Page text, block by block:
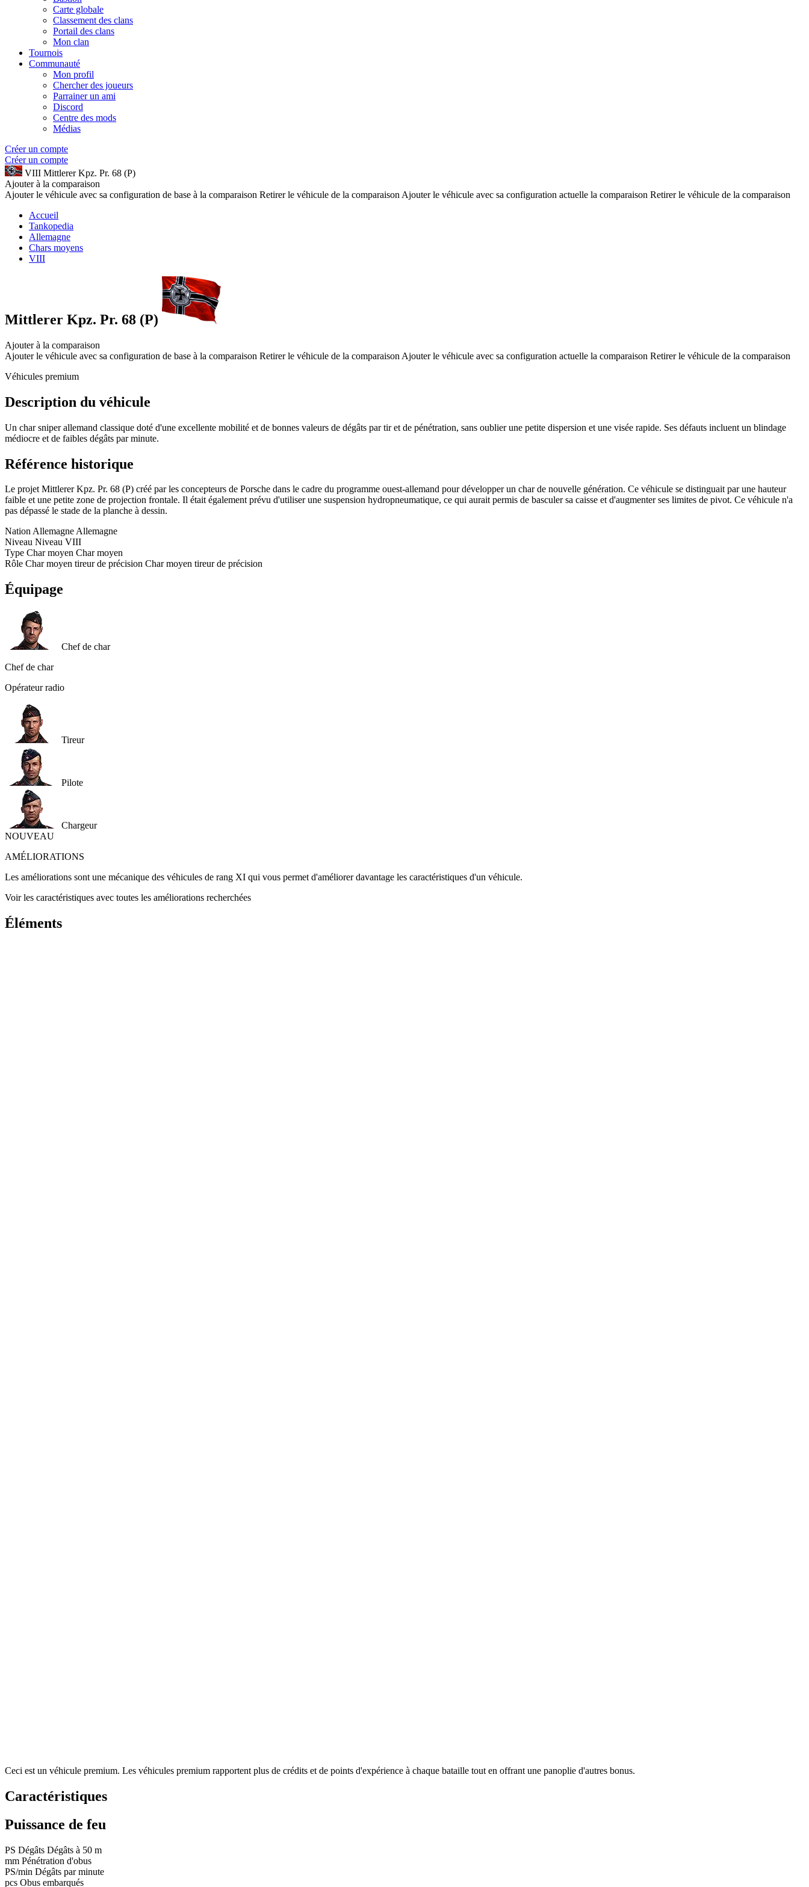
Carte globale
Classement des clans
Portail des clans
Mon clan
Tournois
Communauté
Mon profil
Chercher des joueurs
Parrainer un ami
Discord
Centre des mods
Médias
Créer un compte
Créer un compte
VIII Mittlerer Kpz. Pr. 68 (P)
Ajouter à la comparaison
Ajouter le véhicule avec sa configuration de base à la comparaison Retirer le véhicule de la comparaison Ajouter le véhicule avec sa configuration actuelle la comparaison Retirer le véhicule de la comparaison
Accueil
Tankopedia
Allemagne
Chars moyens
VIII
Mittlerer Kpz. Pr. 68 (P)
Ajouter à la comparaison
Ajouter le véhicule avec sa configuration de base à la comparaison Retirer le véhicule de la comparaison Ajouter le véhicule avec sa configuration actuelle la comparaison Retirer le véhicule de la comparaison
Véhicules premium
Description du véhicule
Un char sniper allemand classique doté d'une excellente mobilité et de bonnes valeurs de dégâts par tir et de pénétration, sans oublier une petite dispersion et une visée rapide. Ses défauts incluent un blindage
médiocre et de faibles dégâts par minute.
Référence historique
Le projet Mittlerer Kpz. Pr. 68 (P) créé par les concepteurs de Porsche dans le cadre du programme ouest-allemand pour développer un char de nouvelle génération. Ce véhicule se distinguait par une hauteur
faible et une petite zone de projection frontale. Il était également prévu d'utiliser une suspension hydropneumatique, ce qui aurait permis de basculer sa caisse et d'augmenter ses limites de pivot. Ce véhicule n'a
pas dépassé le stade de la planche à dessin.
NationAllemagneAllemagne
Niveau Niveau VIII
Type Char moyen Char moyen
Rôle Char moyen tireur de précision Char moyen tireur de précision
Équipage
Chef de char
Chef de char
Opérateur radio
Tireur
Pilote
Chargeur
NOUVEAU
AMÉLIORATIONS
Les améliorations sont une mécanique des véhicules de rang XI qui vous permet d'améliorer davantage les caractéristiques d'un véhicule.
Voir les caractéristiques avec toutes les améliorations recherchées
Éléments
Ceci est un véhicule premium. Les véhicules premium rapportent plus de crédits et de points d'expérience à chaque bataille tout en offrant une panoplie d'autres bonus.
Caractéristiques
Puissance de feu
PS Dégâts Dégâts à 50 m
mm Pénétration d'obus
PS/min Dégâts par minute
pcs Obus embarqués